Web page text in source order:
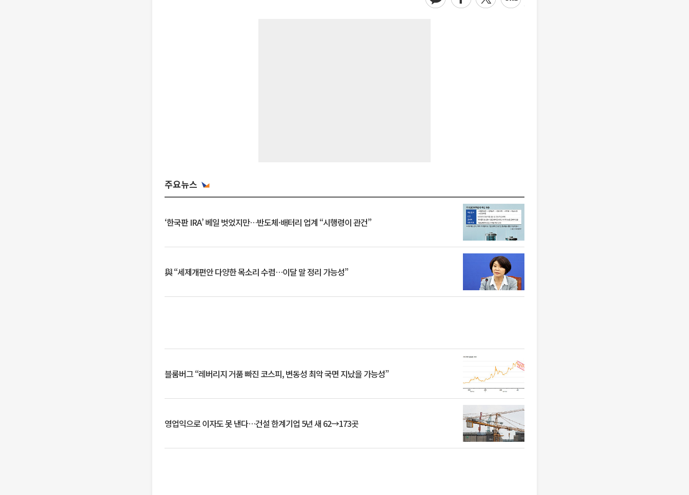
주요뉴스
‘한국판 IRA’ 베일 벗었지만…반도체·배터리 업계 “시행령이 관건”
與 “세제개편안 다양한 목소리 수렴…이달 말 정리 가능성”
블룸버그 “레버리지 거품 빠진 코스피, 변동성 최악 국면 지났을 가능성”
영업익으로 이자도 못 낸다…건설 한계기업 5년 새 62→173곳